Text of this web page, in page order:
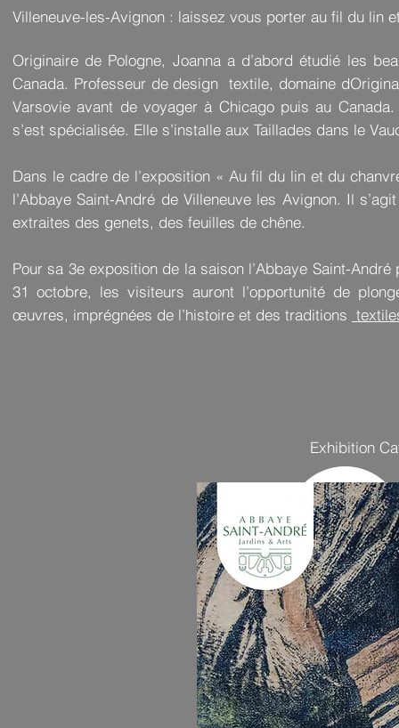
Villeneuve-les-Avignon : laissez vous porter au fil du lin
Originaire de Pologne, Joanna a d’abord étudié les
Canada. Professeur de design textile, domaine
Varsovie avant de voyager à Chicago puis au
s’est spécialisée. Elle s’installe aux Taillades dans le
Dans le cadre de l’exposition « Au fil du lin et du
l’Abbaye Saint-André de Villeneuve les Avignon. Il
extraites des genets, des feuilles de chêne.
Pour sa 3e exposition de la saison l’Abbaye Saint-
31 octobre, les visiteurs auront l’opportunité de
œuvres, imprégnées de l’histoire et des traditions
Exhibition